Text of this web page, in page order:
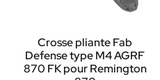
Crosse pliante Fab
Defense type M4 AGRF
870 FK pour Remington